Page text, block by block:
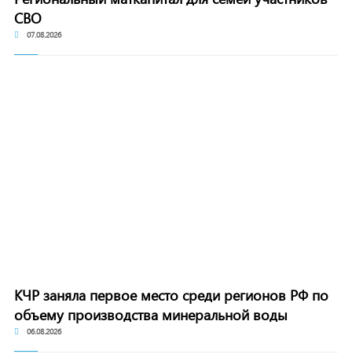
СВО
07.08.2026
КЧР заняла первое место среди регионов РФ по
объему производства минеральной воды
06.08.2026